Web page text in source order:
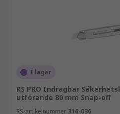
I lager
RS PRO Indragbar
utförande 80 mm Snap-off
RS-artikelnummer 316-036